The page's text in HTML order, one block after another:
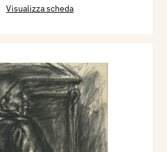
Visualizza scheda